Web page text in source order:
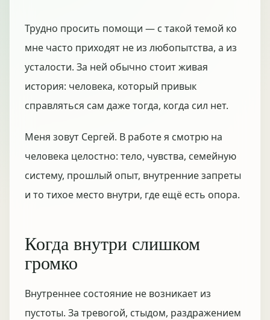
Трудно просить помощи — с такой темой ко
мне часто приходят не из любопытства, а из
усталости. За ней обычно стоит живая
история: человека, который привык
справляться сам даже тогда, когда сил нет.
Меня зовут Сергей. В работе я смотрю на
человека целостно: тело, чувства, семейную
систему, прошлый опыт, внутренние запреты
и то тихое место внутри, где ещё есть опора.
Когда внутри слишком
громко
Внутреннее состояние не возникает из
пустоты. За тревогой, стыдом, раздражением